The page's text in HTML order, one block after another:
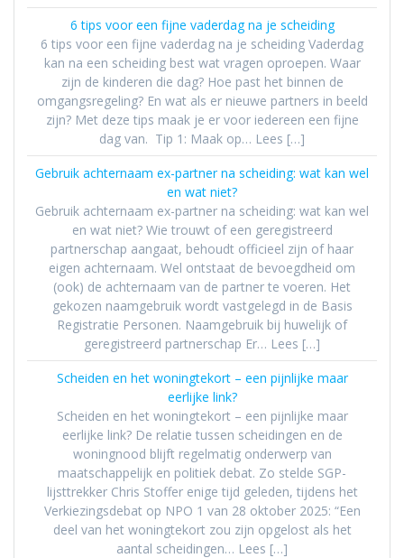
6 tips voor een fijne vaderdag na je scheiding
6 tips voor een fijne vaderdag na je scheiding Vaderdag
kan na een scheiding best wat vragen oproepen. Waar
zijn de kinderen die dag? Hoe past het binnen de
omgangsregeling? En wat als er nieuwe partners in beeld
zijn? Met deze tips maak je er voor iedereen een fijne
dag van. Tip 1: Maak op… Lees […]
Gebruik achternaam ex-partner na scheiding: wat kan wel
en wat niet?
Gebruik achternaam ex-partner na scheiding: wat kan wel
en wat niet? Wie trouwt of een geregistreerd
partnerschap aangaat, behoudt officieel zijn of haar
eigen achternaam. Wel ontstaat de bevoegdheid om
(ook) de achternaam van de partner te voeren. Het
gekozen naamgebruik wordt vastgelegd in de Basis
Registratie Personen. Naamgebruik bij huwelijk of
geregistreerd partnerschap Er… Lees […]
Scheiden en het woningtekort – een pijnlijke maar
eerlijke link?
Scheiden en het woningtekort – een pijnlijke maar
eerlijke link? De relatie tussen scheidingen en de
woningnood blijft regelmatig onderwerp van
maatschappelijk en politiek debat. Zo stelde SGP-
lijsttrekker Chris Stoffer enige tijd geleden, tijdens het
Verkiezingsdebat op NPO 1 van 28 oktober 2025: “Een
deel van het woningtekort zou zijn opgelost als het
aantal scheidingen… Lees […]